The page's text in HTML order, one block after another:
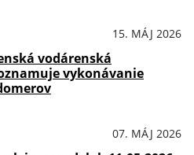
15. MÁJ 2026
vodárenská
vykonávanie
07. MÁJ 2026